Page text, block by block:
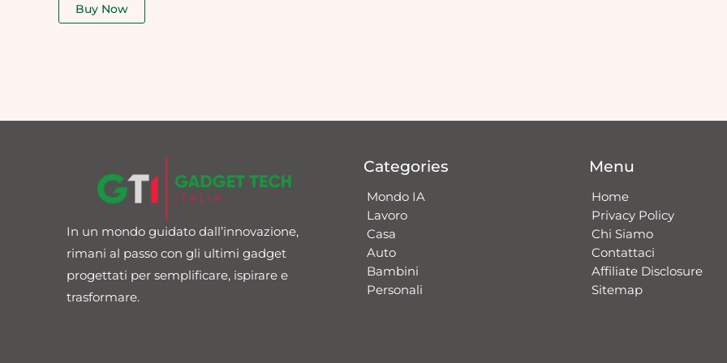
Buy Now
In un mondo guidato dall’innovazione,
rimani al passo con gli ultimi gadget
progettati per semplificare, ispirare e
trasformare.
Categories
Mondo IA
Lavoro
Casa
Auto
Bambini
Personali
Menu
Home
Privacy Policy
Chi Siamo
Contattaci​
Affiliate Disclosure
Sitemap